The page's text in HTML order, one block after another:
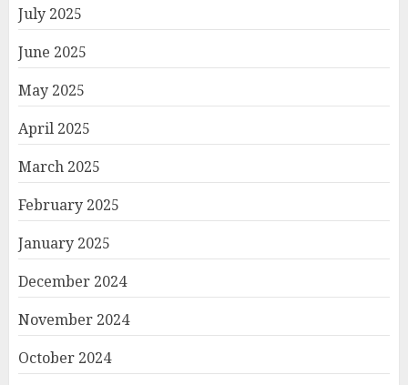
July 2025
June 2025
May 2025
April 2025
March 2025
February 2025
January 2025
December 2024
November 2024
October 2024